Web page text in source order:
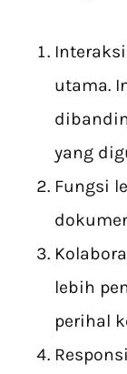
utama.
yang
Fungsi
lebih
perihal